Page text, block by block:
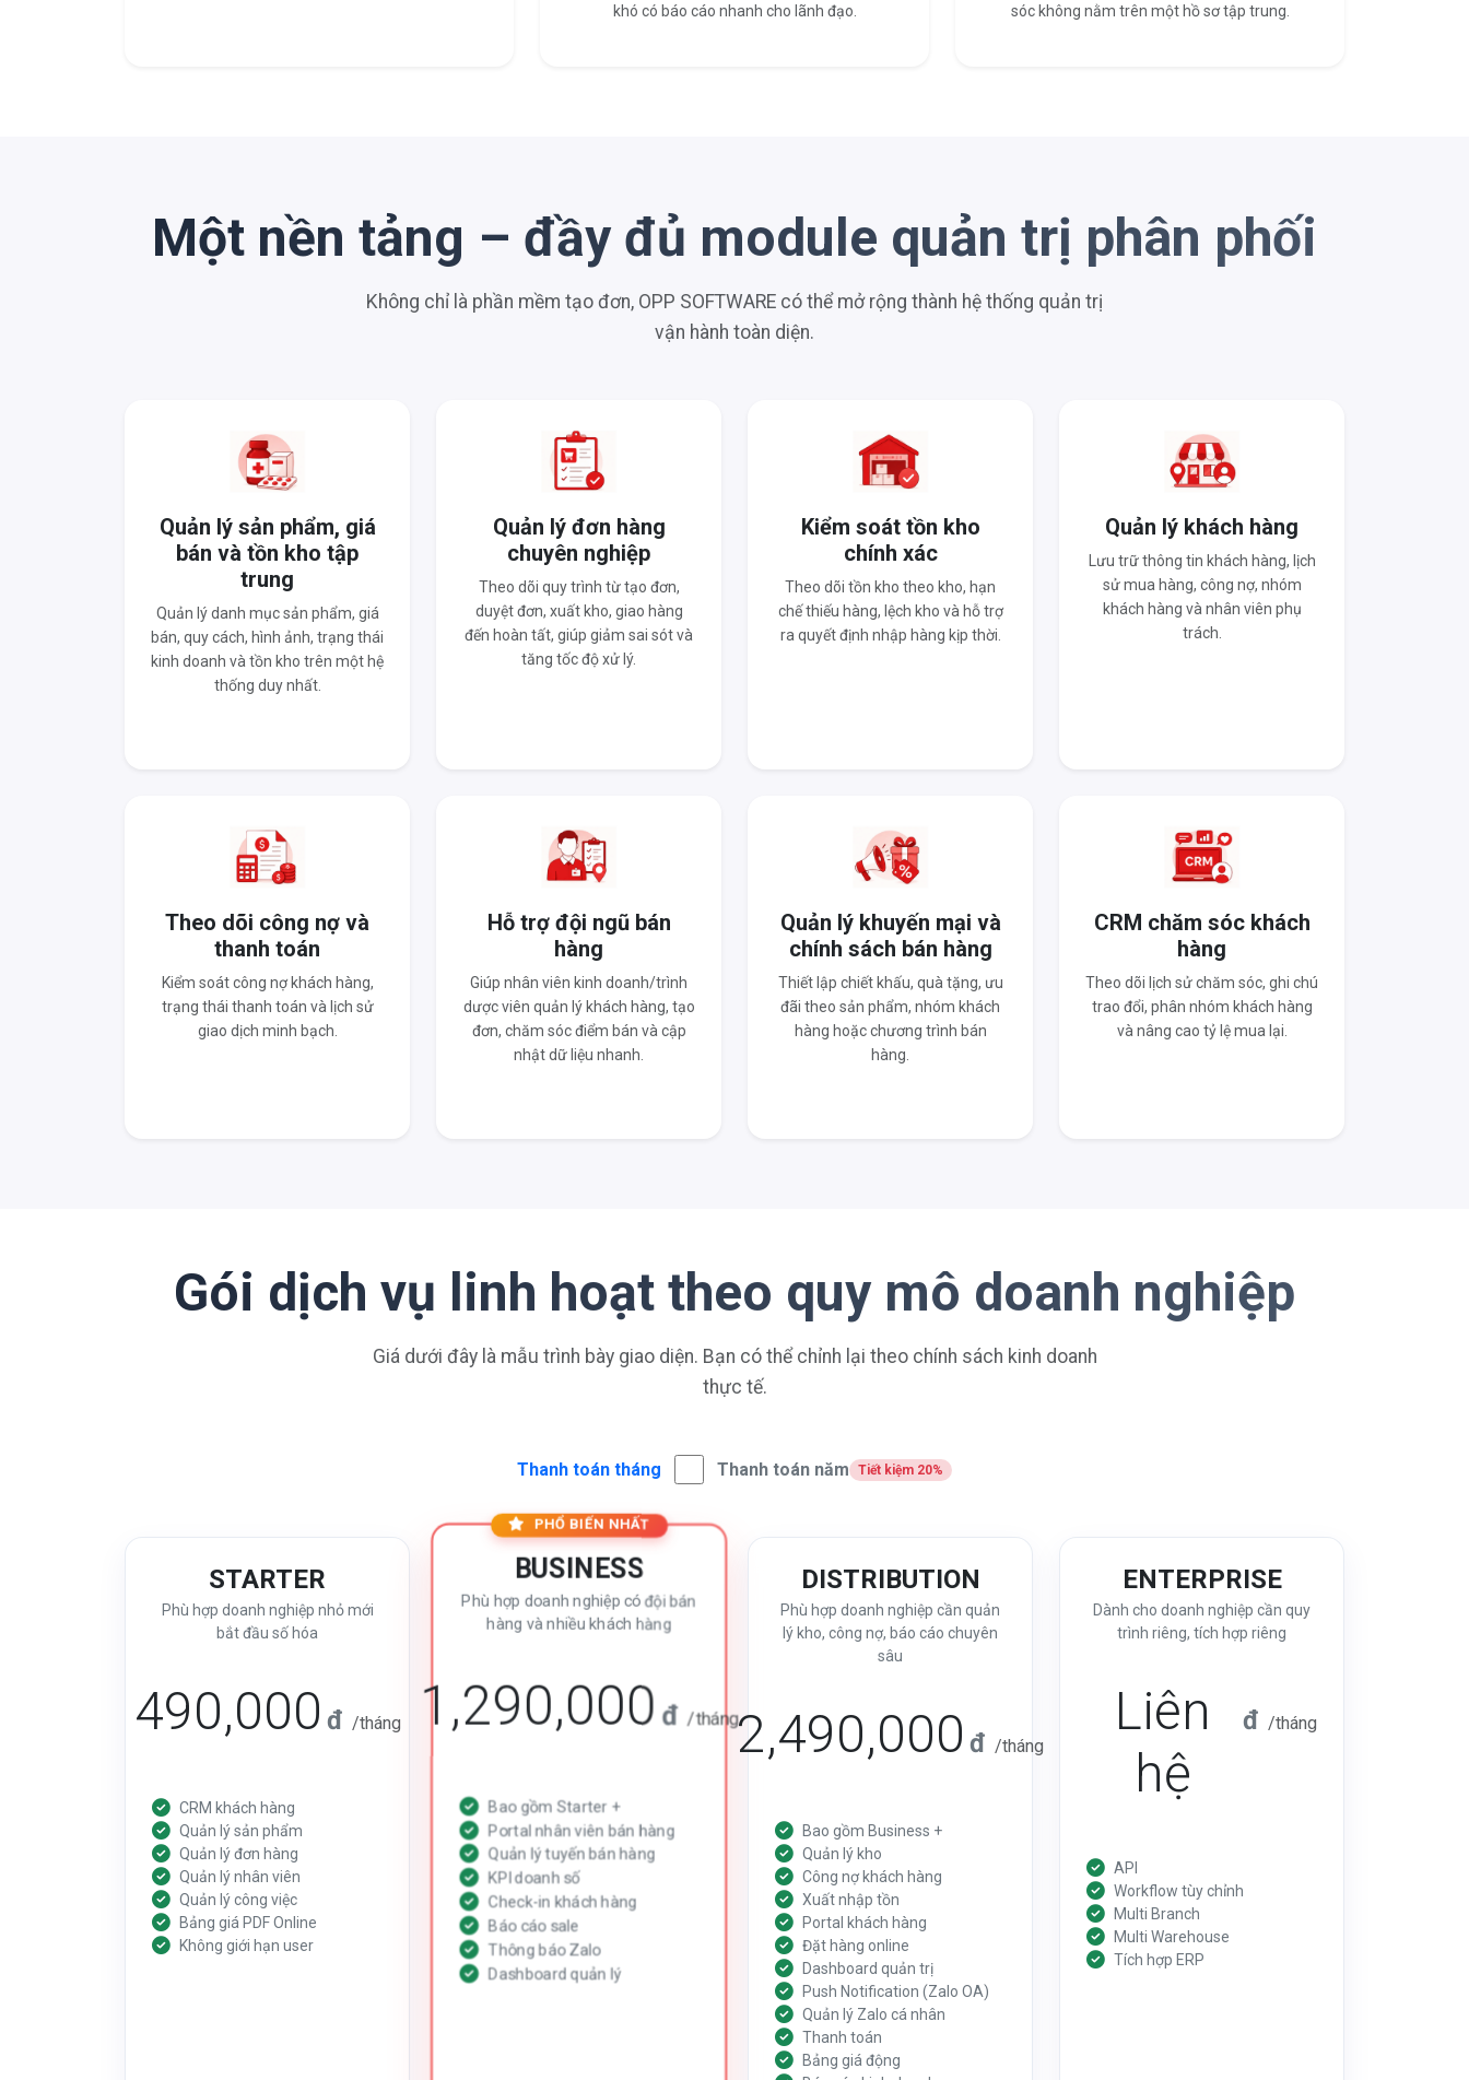
khó có báo cáo nhanh cho lãnh đạo.
sóc không nằm trên một hồ sơ tập trung.
Một nền tảng – đầy đủ module quản trị phân phối
Không chỉ là phần mềm tạo đơn, OPP SOFTWARE có thể mở rộng thành hệ thống quản trị
vận hành toàn diện.
Quản lý sản phẩm, giá
bán và tồn kho tập
trung
Quản lý danh mục sản phẩm, giá
bán, quy cách, hình ảnh, trạng thái
kinh doanh và tồn kho trên một hệ
thống duy nhất.
Quản lý đơn hàng
chuyên nghiệp
Theo dõi quy trình từ tạo đơn,
duyệt đơn, xuất kho, giao hàng
đến hoàn tất, giúp giảm sai sót và
tăng tốc độ xử lý.
Kiểm soát tồn kho
chính xác
Theo dõi tồn kho theo kho, hạn
chế thiếu hàng, lệch kho và hỗ trợ
ra quyết định nhập hàng kịp thời.
Quản lý khách hàng
Lưu trữ thông tin khách hàng, lịch
sử mua hàng, công nợ, nhóm
khách hàng và nhân viên phụ
trách.
Theo dõi công nợ và
thanh toán
Kiểm soát công nợ khách hàng,
trạng thái thanh toán và lịch sử
giao dịch minh bạch.
Hỗ trợ đội ngũ bán
hàng
Giúp nhân viên kinh doanh/trình
dược viên quản lý khách hàng, tạo
đơn, chăm sóc điểm bán và cập
nhật dữ liệu nhanh.
Quản lý khuyến mại và
chính sách bán hàng
Thiết lập chiết khấu, quà tặng, ưu
đãi theo sản phẩm, nhóm khách
hàng hoặc chương trình bán
hàng.
CRM chăm sóc khách
hàng
Theo dõi lịch sử chăm sóc, ghi chú
trao đổi, phân nhóm khách hàng
và nâng cao tỷ lệ mua lại.
Gói dịch vụ linh hoạt theo quy mô doanh nghiệp
Giá dưới đây là mẫu trình bày giao diện. Bạn có thể chỉnh lại theo chính sách kinh doanh
thực tế.
Thanh toán tháng Thanh toán năm Tiết kiệm 20%
STARTER
Phù hợp doanh nghiệp nhỏ mới
bắt đầu số hóa
490,000 đ /tháng
CRM khách hàng
Quản lý sản phẩm
Quản lý đơn hàng
Quản lý nhân viên
Quản lý công việc
Bảng giá PDF Online
Không giới hạn user
PHỔ BIẾN NHẤT
BUSINESS
Phù hợp doanh nghiệp có đội bán
hàng và nhiều khách hàng
1,290,000 đ /tháng
Bao gồm Starter +
Portal nhân viên bán hàng
Quản lý tuyến bán hàng
KPI doanh số
Check-in khách hàng
Báo cáo sale
Thông báo Zalo
Dashboard quản lý
DISTRIBUTION
Phù hợp doanh nghiệp cần quản
lý kho, công nợ, báo cáo chuyên
sâu
2,490,000 đ /tháng
Bao gồm Business +
Quản lý kho
Công nợ khách hàng
Xuất nhập tồn
Portal khách hàng
Đặt hàng online
Dashboard quản trị
Push Notification (Zalo OA)
Quản lý Zalo cá nhân
Thanh toán
Bảng giá động
ENTERPRISE
Dành cho doanh nghiệp cần quy
trình riêng, tích hợp riêng
Liên
hệ
đ /tháng
API
Workflow tùy chỉnh
Multi Branch
Multi Warehouse
Tích hợp ERP